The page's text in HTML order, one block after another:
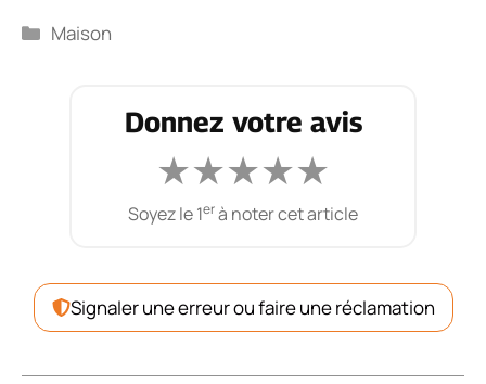
Catégories
Maison
Donnez votre avis
★★★★★
Soyez le 1erà noter cet article
Signaler une erreur ou faire une réclamation